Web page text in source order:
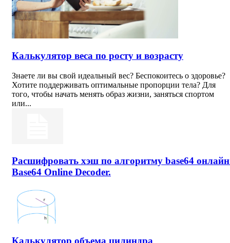
Калькулятор веса по росту и возрасту
Знаете ли вы свой идеальный вес? Беспокоитесь о здоровье?
Хотите поддерживать оптимальные пропорции тела? Для
того, чтобы начать менять образ жизни, заняться спортом
или...
Расшифровать хэш по алгоритму base64
Base64 Online Decoder.
Калькулятор объема цилиндра